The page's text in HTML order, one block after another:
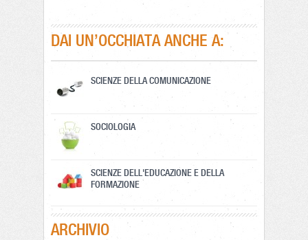
DAI UN’OCCHIATA ANCHE A:
SCIENZE DELLA COMUNICAZIONE
SOCIOLOGIA
SCIENZE DELL'EDUCAZIONE E DELLA
FORMAZIONE
ARCHIVIO